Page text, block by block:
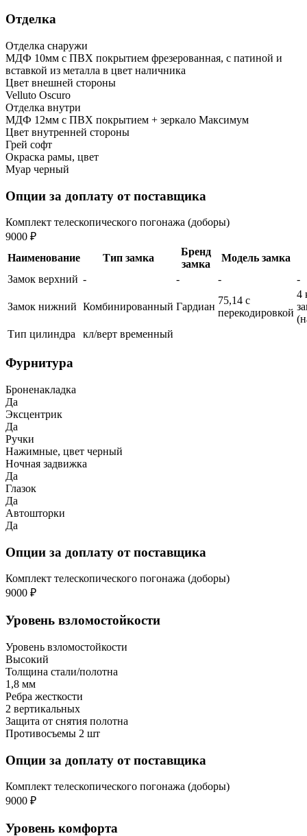
Отделка
Отделка снаружи
МДФ 10мм с ПВХ покрытием фрезерованная, с патиной и
вставкой из металла в цвет наличника
Цвет внешней стороны
Velluto Oscuro
Отделка внутри
МДФ 12мм с ПВХ покрытием + зеркало Максимум
Цвет внутренней стороны
Грей софт
Окраска рамы, цвет
Муар черный
Опции за доплату от поставщика
Комплект телескопического погонажа (доборы)
9000 ₽
Наименование
Тип замка
Бренд
замка
Модель замка
Замок верхний - - - -
Замок нижний Комбинированный Гардиан
75,14 с
перекодировкой
4
Тип цилиндра
кл/верт временный
Фурнитура
Броненакладка
Да
Эксцентрик
Да
Ручки
Нажимные, цвет черный
Ночная задвижка
Да
Глазок
Да
Автошторки
Да
Опции за доплату от поставщика
Комплект телескопического погонажа (доборы)
9000 ₽
Уровень взломостойкости
Уровень взломостойкости
Высокий
Толщина стали/полотна
1,8 мм
Ребра жесткости
2 вертикальных
Защита от снятия полотна
Противосъемы 2 шт
Опции за доплату от поставщика
Комплект телескопического погонажа (доборы)
9000 ₽
Уровень комфорта